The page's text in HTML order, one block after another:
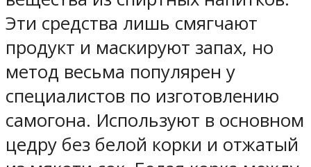
Эти средства лишь смягчают
продукт и маскируют запах, но
метод весьма популярен у
специалистов по изготовлению
самогона. Используют в основном
цедру без белой корки и отжатый